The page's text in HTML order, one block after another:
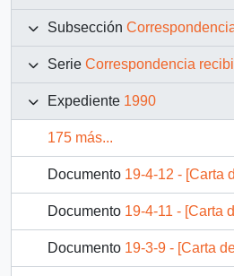
Subsección
Serie Correspondencia
Expediente 1990
175 más...
Documento 19-4-12 - [Carta de Gobernador
Documento 19-4-11 - [Carta de Gobernador Provincial de
Documento 19-3-9 - [Carta del presidente del Banco del